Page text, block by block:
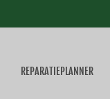
REPARATIEPLANNER